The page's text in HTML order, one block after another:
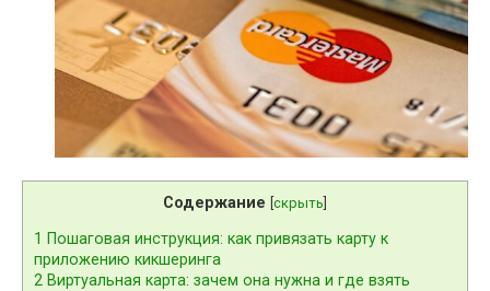
Содержание скрыть
1 Пошаговая инструкция: как привязать карту к
приложению кикшеринга
2 Виртуальная карта: зачем она нужна и где взять